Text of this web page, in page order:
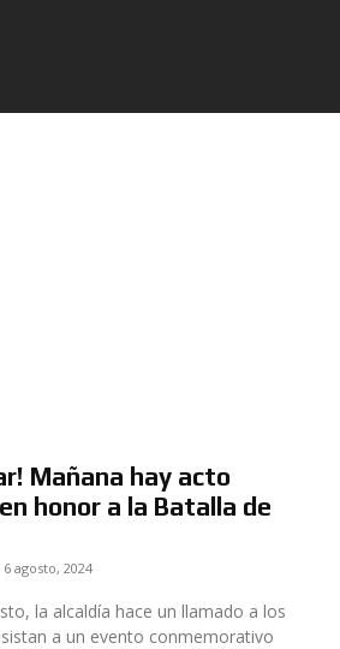
Mañana hay acto
honor a la Batalla de
6 agosto, 2024
la alcaldía hace un llamado a los
a un evento conmemorativo